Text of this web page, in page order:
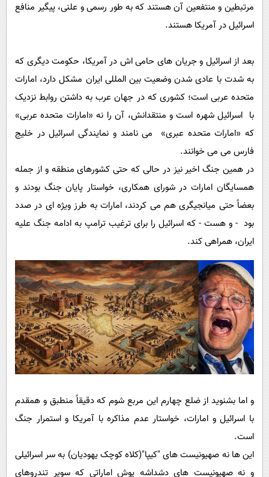
مرتبطین و منتفعین آن هستند که به طور رسمی و علنی، پیگیر منافع
اسرائیل در آمریکا هستند.
بعد از اسرائیل و جریان های حامی اش در آمریکا، حکومت دیگری که
به شدت با عادی شدن وضعیت بین المللی ایران مشکل دارد، امارات
متحده عربی است؛ کشوری که در جهان عرب به داشتن روابط نزدیک
با اسرائیل شهره است و منتقدانش، آن را نه «امارات متحده عربی»
که «امارات متحده عبری» می نامند و نمایندگی اسرائیل در خلیج
فارس می می خوانند.
در همین جنگ اخیر نیز در حالی که حتی کشورهای منطقه و از جمله
همسایگان امارات در شورای همکاری، خواستار پایان جنگ بودند و
بعضاً حتی میانجیگری هم می کردند، امارات به طرز ویژه ای در صدد
بود - و هست - که اسرائیل را برای ترغیب ترامپ به ادامه جنگ علیه
ایران، همراهی کند.
و اما بشنوید از ضلع چهارم این مربع شوم که دقیقاً منطبق و همقدم
با اسرائیل و امارات، خواستار عدم مذاکره با آمریکا و استمرار جنگ
است.
این ها نه صهیونیست های "کیپا"(کلاه کوچک یهودیان) به سر اسرائیلی
و نه صهیونیست های دشداشه پوش اماراتی که سوپر تندروهای